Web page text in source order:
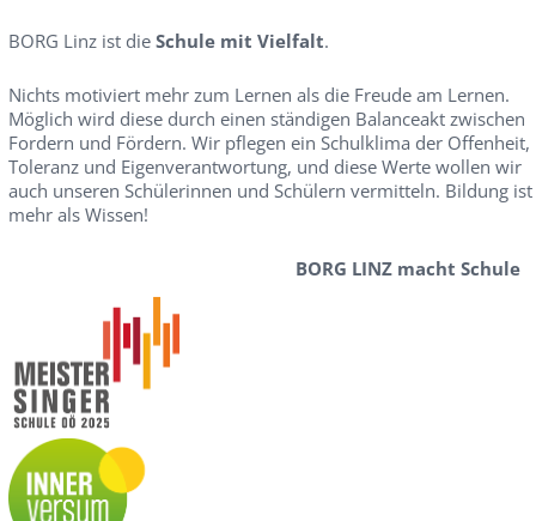
BORG Linz ist die Schule mit Vielfalt.
Nichts motiviert mehr zum Lernen als die Freude am Lernen.
Möglich wird diese durch einen ständigen Balanceakt zwischen
Fordern und Fördern. Wir pflegen ein Schulklima der Offenheit,
Toleranz und Eigenverantwortung, und diese Werte wollen wir
auch unseren Schülerinnen und Schülern vermitteln. Bildung ist
mehr als Wissen!
BORG LINZ macht Schule